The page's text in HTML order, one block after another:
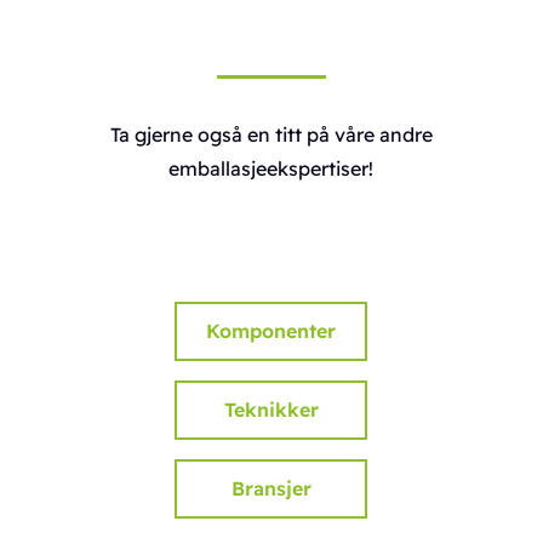
Ta gjerne også en titt på våre andre
emballasjeekspertiser!
Komponenter
Teknikker
Bransjer